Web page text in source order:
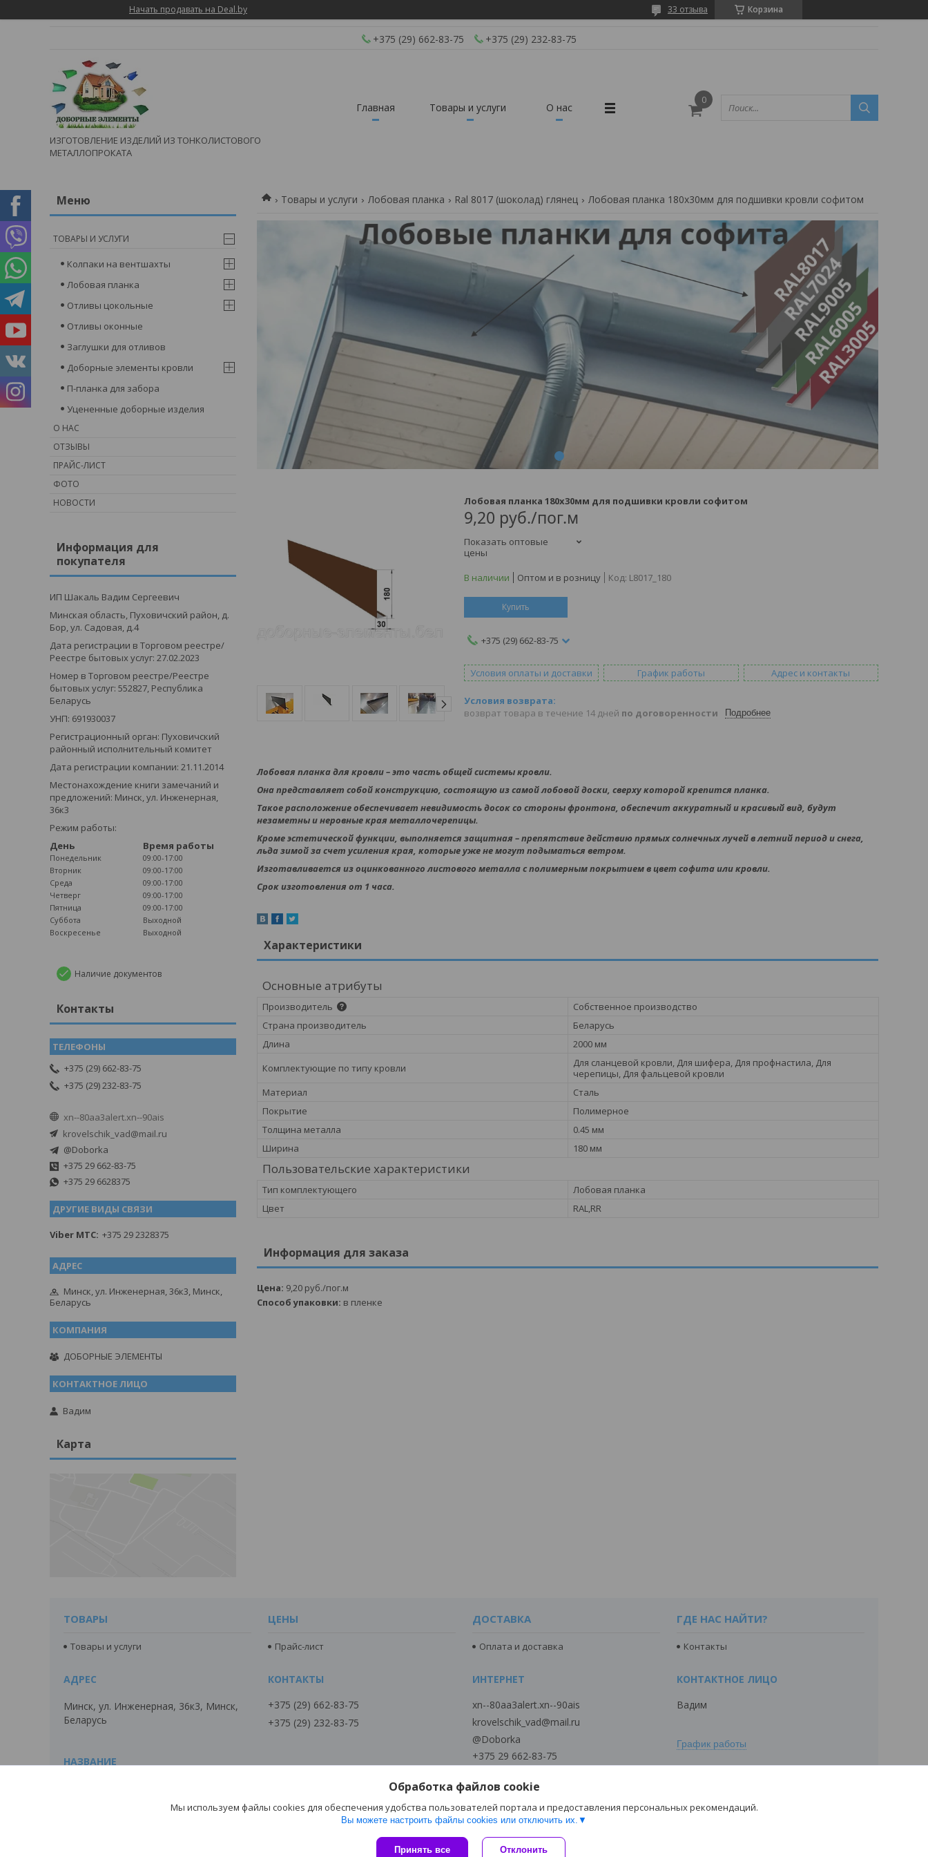
Начать продавать на Deal.by Корзина
33 отзыва
+375 (29) 662-83-75 +375 (29) 232-83-75
ИЗГОТОВЛЕНИЕ ИЗДЕЛИЙ ИЗ ТОНКОЛИСТОВОГО
МЕТАЛЛОПРОКАТА
Главная Товары и услуги О нас
Товары и услуги Лобовая планка Ral 8017 (шоколад) глянец Лобовая планка 180х30мм для подшивки кровли софитом
Лобовая планка 180х30мм для подшивки кровли софитом
9,20 руб./пог.м
Показать оптовые
цены
В наличии
Оптом и в розницу Код: L8017_180
Купить
+375 (29) 662-83-75
Условия оплаты и доставки График работы Адрес и контакты
возврат товара в течение 14 дней по договоренности Подробнее
Лобовая планка для кровли – это часть общей системы кровли.
Она представляет собой конструкцию, состоящую из самой лобовой доски, сверху которой крепится планка.
Такое расположение обеспечивает невидимость досок со стороны фронтона, обеспечит аккуратный и красивый вид, будут
незаметны и неровные края металлочерепицы.
Кроме эстетической функции, выполняется защитная – препятствие действию прямых солнечных лучей в летний период и снега,
льда зимой за счет усиления края, которые уже не могут подыматься ветром.
Изготавливается из оцинкованного листового металла с полимерным покрытием в цвет софита или кровли.
Срок изготовления от 1 часа.
Характеристики
Основные атрибуты
Производитель
Собственное производство
Страна производитель
Беларусь
Длина
2000 мм
Комплектующие по типу кровли
Для сланцевой кровли, Для шифера, Для профнастила, Для
черепицы, Для фальцевой кровли
Материал
Сталь
Покрытие
Полимерное
Толщина металла
0.45 мм
Ширина
180 мм
Пользовательские характеристики
Тип комплектующего
Лобовая планка
Цвет
RAL,RR
Информация для заказа
Цена: 9,20 руб./пог.м
Способ упаковки: в пленке
ТОВАРЫ И УСЛУГИ
Колпаки на вентшахты
Лобовая планка
Отливы цокольные
Отливы оконные
Заглушки для отливов
Доборные элементы кровли
П-планка для забора
Уцененные доборные изделия
О НАС
ОТЗЫВЫ
ПРАЙС-ЛИСТ
ФОТО
НОВОСТИ
Информация для
покупателя
ИП Шакаль Вадим Сергеевич
Минская область, Пуховичский район, д.
Бор, ул. Садовая, д.4
Дата регистрации в Торговом реестре/
Реестре бытовых услуг: 27.02.2023
Номер в Торговом реестре/Реестре
бытовых услуг: 552827, Республика
Беларусь
УНП: 691930037
Регистрационный орган: Пуховичский
районный исполнительный комитет
Дата регистрации компании: 21.11.2014
Местонахождение книги замечаний и
предложений: Минск, ул. Инженерная,
36к3
Режим работы:
День
Время работы
Понедельник
09:00-17:00
Вторник
09:00-17:00
Среда
09:00-17:00
Четверг
09:00-17:00
Пятница
09:00-17:00
Суббота
Выходной
Воскресенье
Выходной
Наличие документов
Контакты
+375 (29) 662-83-75
+375 (29) 232-83-75
xn--80aa3alert.xn--90ais
krovelschik_vad@mail.ru
@Doborka
+375 29 662-83-75
+375 29 6628375
ДРУГИЕ ВИДЫ СВЯЗИ
Viber MTC +375 29 2328375
Минск, ул. Инженерная, 36к3, Минск,
Беларусь
ДОБОРНЫЕ ЭЛЕМЕНТЫ
Вадим
Карта
ТОВАРЫ
Товары и услуги
ЦЕНЫ
Прайс-лист
ДОСТАВКА
Оплата и доставка
ГДЕ НАС НАЙТИ?
Контакты
Минск, ул. Инженерная, 36к3, Минск,
Беларусь
+375 (29) 662-83-75
+375 (29) 232-83-75
xn--80aa3alert.xn--90ais
krovelschik_vad@mail.ru
@Doborka
+375 29 662-83-75
Вадим
График работы
Сайт создан на платформе Deal.by
Обработка файлов cookie
Мы используем файлы cookies для обеспечения удобства пользователей портала и предоставления персональных рекомендаций.
Вы можете настроить файлы cookies или отключить их.
Принять все Отклонить